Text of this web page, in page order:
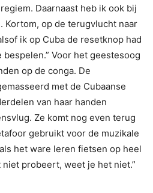
Daarnaast heb ik ook bij
Kortom, op de terugvlucht naar
ik op Cuba de resetknop had
Voor het geestesoog
op de conga. De
met de Cubaanse
van haar handen
Ze komt nog even terug
gebruikt voor de muzikale
het ware leren fietsen op heel
probeert, weet je het niet.”